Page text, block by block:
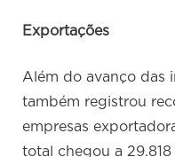
Exportações
Além do avanço das
também registrou
empresas
total chegou a